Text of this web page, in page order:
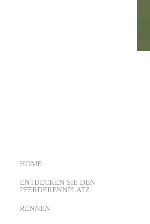
HOME
ENTDECKEN SIE DEN
PFERDERENNPLATZ
Über uns
RENNEN